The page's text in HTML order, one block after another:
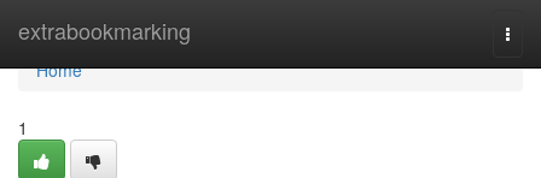
extrabookmarking
Home
Home
1